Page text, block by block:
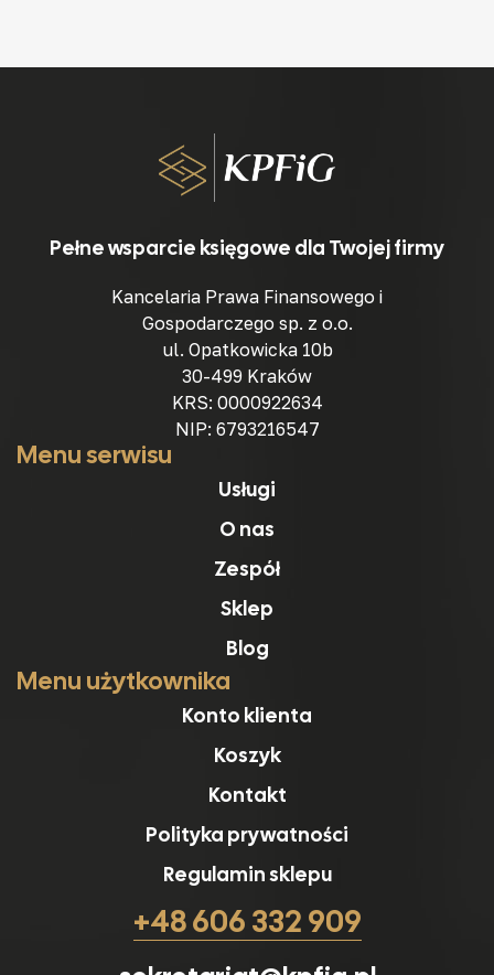
Pełne wsparcie księgowe dla Twojej firmy
Kancelaria Prawa Finansowego i
Gospodarczego sp. z o.o.
ul. Opatkowicka 10b
30-499 Kraków
KRS: 0000922634
NIP: 6793216547
Menu serwisu
Usługi
O nas
Zespół
Sklep
Blog
Menu użytkownika
Konto klienta
Koszyk
Kontakt
Polityka prywatności
Regulamin sklepu
+48 606 332 909